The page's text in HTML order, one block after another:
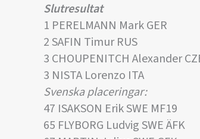
Slutresultat
1 PERELMANN Mark GER
2 SAFIN Timur RUS
3 CHOUPENITCH Alexander
3 NISTA Lorenzo ITA
Svenska placeringar:
47 ISAKSON Erik SWE MF19
65 FLYBORG Ludvig SWE ÄFK